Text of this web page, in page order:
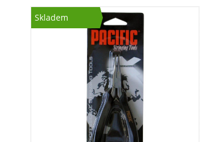
Skladem